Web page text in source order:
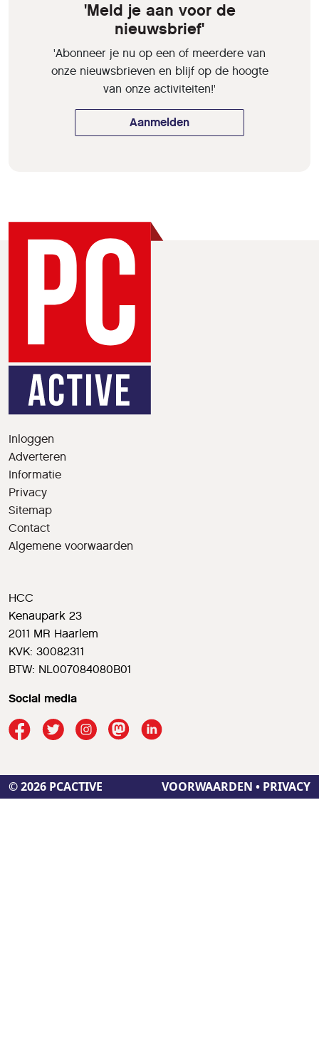
'Meld je aan voor de
nieuwsbrief'
'Abonneer je nu op een of meerdere van
onze nieuwsbrieven en blijf op de hoogte
van onze activiteiten!'
Aanmelden
Inloggen
Adverteren
Informatie
Privacy
Sitemap
Contact
Algemene voorwaarden
HCC
Kenaupark 23
2011 MR Haarlem
KVK: 30082311
BTW: NL007084080B01
Social media
© 2026 PCACTIVE VOORWAARDEN • PRIVACY